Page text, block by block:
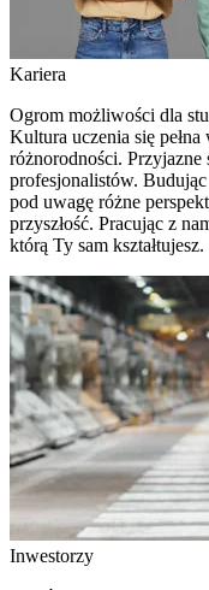
Kariera
Ogrom możliwości dla
Kultura uczenia się
różnorodności.
profesjonalistów.
pod uwagę różne
przyszłość. Pracując z
którą Ty sam kształtujesz.
Inwestorzy